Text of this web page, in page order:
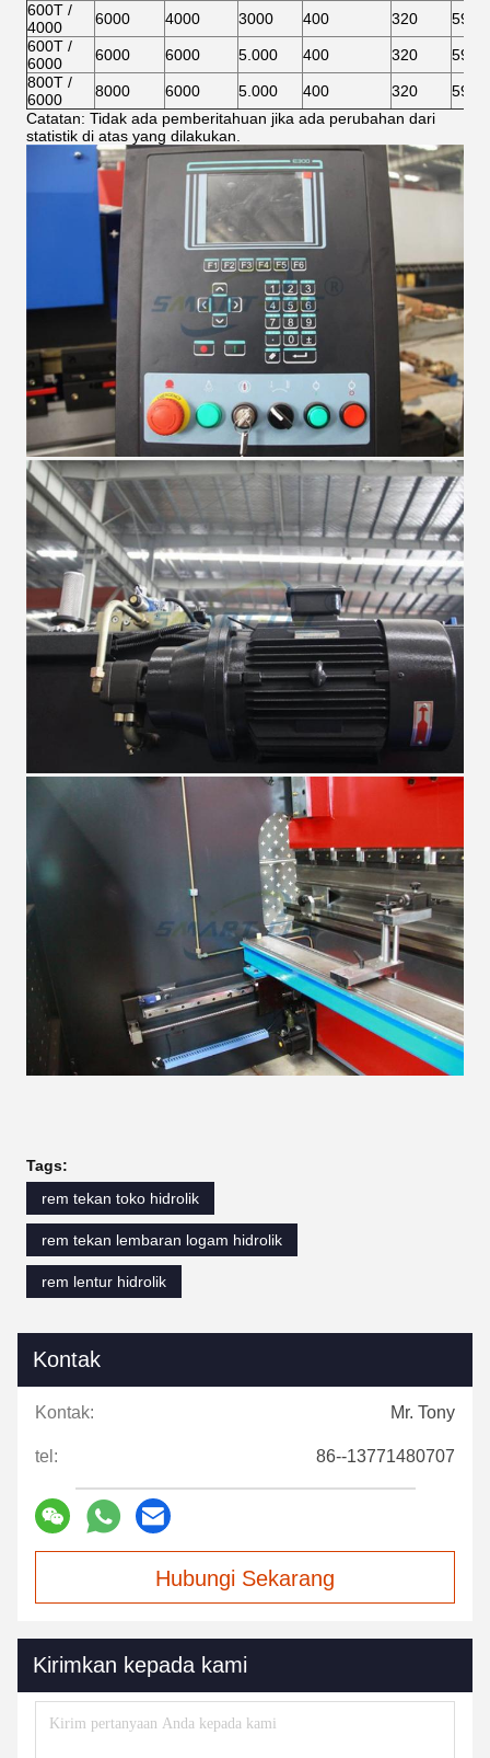
600T /
4000
6000 4000 3000 400 320
590
600T /
6000
6000 6000 5.000 400 320
590
800T /
6000
8000 6000 5.000 400 320
590
Catatan: Tidak ada pemberitahuan jika ada perubahan dari
statistik di atas yang dilakukan.
Tags:
rem tekan toko hidrolik
rem tekan lembaran logam hidrolik
rem lentur hidrolik
Kontak
Kontak: Mr. Tony
tel: 86--13771480707
Hubungi Sekarang
Kirimkan kepada kami